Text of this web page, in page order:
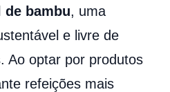
bambu, uma
e livre de
Ao optar por produtos
refeições mais